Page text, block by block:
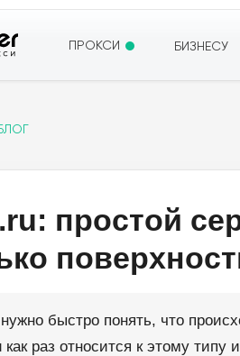
ПРОКСИ БИЗНЕСУ
простой
нужно быстро понять, что
как раз относится к этому